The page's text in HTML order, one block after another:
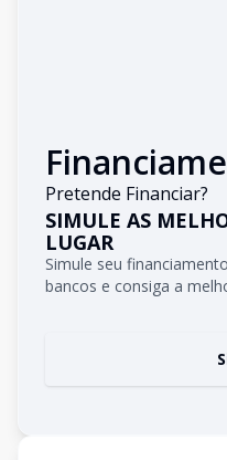
Pretende Financiar?
SIMULE AS
LUGAR
Simule seu
bancos e consiga a